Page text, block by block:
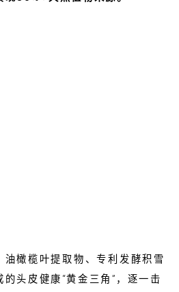
橄榄叶提取物、专利发酵积雪
头皮健康“黄金三角”，逐一击